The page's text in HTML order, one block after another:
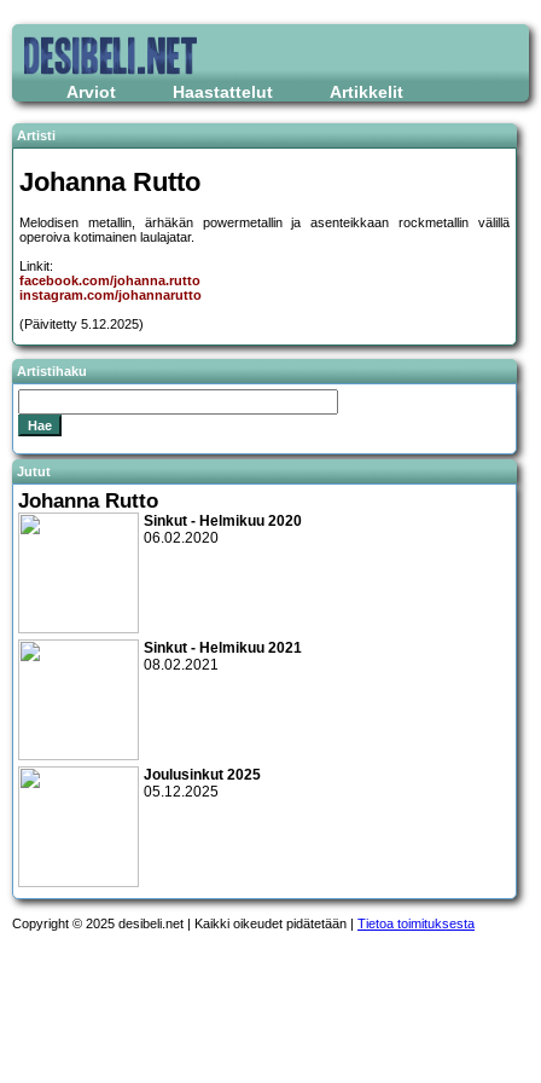
Arviot Haastattelut Artikkelit
Artisti
Johanna Rutto
Melodisen metallin, ärhäkän powermetallin ja asenteikkaan rockmetallin välillä
operoiva kotimainen laulajatar.
Linkit:
facebook.com/johanna.rutto
instagram.com/johannarutto
(Päivitetty 5.12.2025)
Artistihaku
Jutut
Johanna Rutto
Sinkut - Helmikuu 2020
06.02.2020
Sinkut - Helmikuu 2021
08.02.2021
Joulusinkut 2025
05.12.2025
Copyright © 2025 desibeli.net | Kaikki oikeudet pidätetään | Tietoa toimituksesta